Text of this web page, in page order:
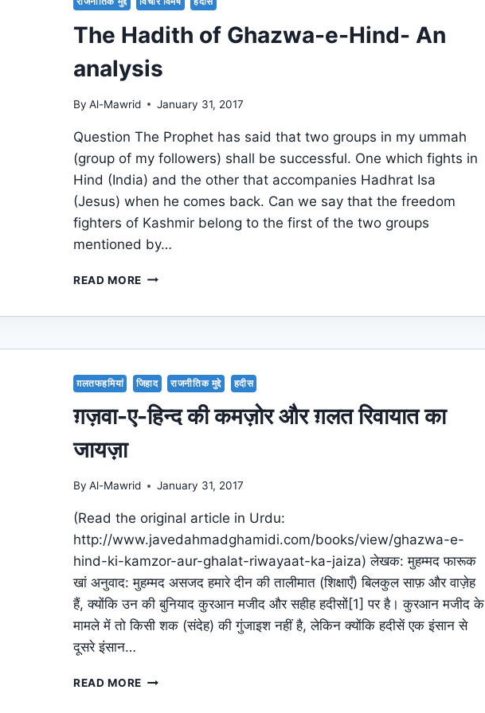
The Hadith of Ghazwa-e-Hind- An
analysis
By Al-Mawrid January 31, 2017
Question The Prophet has said that two groups in my ummah
(group of my followers) shall be successful. One which fights in
Hind (India) and the other that accompanies Hadhrat Isa
(Jesus) when he comes back. Can we say that the freedom
fighters of Kashmir belong to the first of the two groups
mentioned by…
READ MORE THE
AN
ANALYSIS
ग़लतफहमियां जिहाद राजनीतिक मुद्दे हदीस
ग़ज़वा-ए-हिन्द की कमज़ोर और ग़लत रिवायात का
जायज़ा
By Al-Mawrid January 31, 2017
(Read the original article in Urdu:
http://www.javedahmadghamidi.com/books/view/ghazwa-e-
hind-ki-kamzor-aur-ghalat-riwayaat-ka-jaiza) लेखक: मुहम्मद फारूक
खां अनुवाद: मुहम्मद असजद हमारे दीन की तालीमात (शिक्षाएँ) बिलकुल साफ़ और वाज़ेह
हैं, क्योंकि उन की बुनियाद कुरआन मजीद और सहीह हदीसों[1] पर है। कुरआन मजीद के
मामले में तो किसी शक (संदेह) की गुंजाइश नहीं है, लेकिन क्योंकि हदीसें एक इंसान से
दूसरे इंसान…
READ MORE ग़ज़वा-